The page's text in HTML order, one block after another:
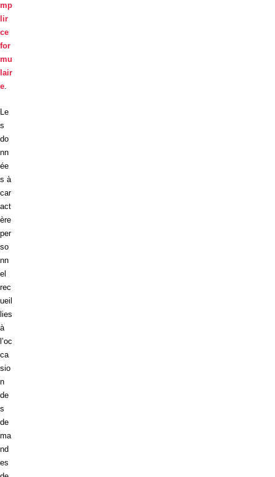
mp
lir
ce
for
mu
lair
e.
Le
s
do
nn
ée
s à
car
act
ère
per
so
nn
el
rec
ueil
lies
à
l’oc
ca
sio
n
de
s
de
ma
nd
es